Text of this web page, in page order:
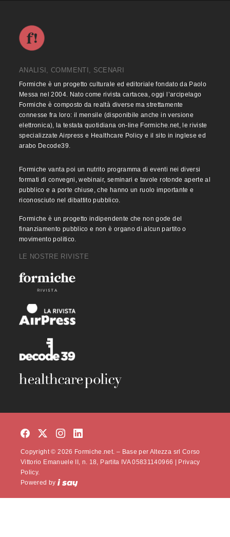
ANALISI, COMMENTI, SCENARI
Formiche è un progetto culturale ed editoriale fondato da Paolo
Messa nel 2004. Nato come rivista cartacea, oggi l’arcipelago
Formiche è composto da realtà diverse ma strettamente
connesse fra loro: il mensile (disponibile anche in versione
elettronica), la testata quotidiana on-line Formiche.net, le riviste
specializzate Airpress e Healthcare Policy e il sito in inglese ed
arabo Decode39.
Formiche vanta poi un nutrito programma di eventi nei diversi
formati di convegni, webinair, seminari e tavole rotonde aperte al
pubblico e a porte chiuse, che hanno un ruolo importante e
riconosciuto nel dibattito pubblico.
Formiche è un progetto indipendente che non gode del
finanziamento pubblico e non è organo di alcun partito o
movimento politico.
LE NOSTRE RIVISTE
Copyright © 2026 Formiche.net. – Base per Altezza srl Corso
Vittorio Emanuele II, n. 18, Partita IVA 05831140966 | Privacy
Policy.
Powered by